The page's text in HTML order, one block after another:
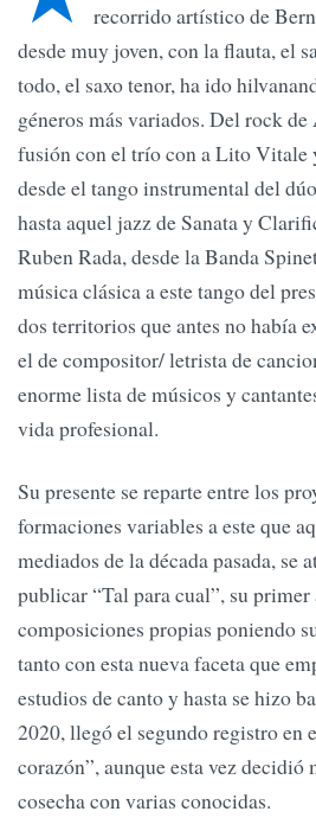
recorrido artístico de
desde muy joven, con la flauta, el
todo, el saxo tenor, ha ido
géneros más variados. Del rock de
fusión con el trío con a Lito Vitale
desde el tango instrumental del
hasta aquel jazz de Sanata y
Ruben Rada, desde la Banda
música clásica a este tango del
dos territorios que antes no había
el de compositor/ letrista de
enorme lista de músicos y
vida profesional.
Su presente se reparte entre los
formaciones variables a este que
mediados de la década pasada, se
publicar “Tal para cual”, su
composiciones propias poniendo
tanto con esta nueva faceta que
estudios de canto y hasta se hizo
2020, llegó el segundo registro en
corazón”, aunque esta vez decidió
cosecha con varias conocidas.